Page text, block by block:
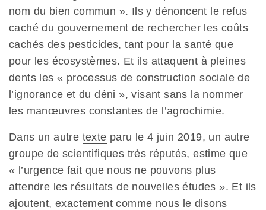
nom du bien commun ». Ils y dénoncent le refus
caché du gouvernement de rechercher les coûts
cachés des pesticides, tant pour la santé que
pour les écosystèmes. Et ils attaquent à pleines
dents les « processus de construction sociale de
l’ignorance et du déni », visant sans la nommer
les manœuvres constantes de l’agrochimie.
Dans un autre texte paru le 4 juin 2019, un autre
groupe de scientifiques très réputés, estime que
« l’urgence fait que nous ne pouvons plus
attendre les résultats de nouvelles études ». Et ils
ajoutent, exactement comme nous le disons